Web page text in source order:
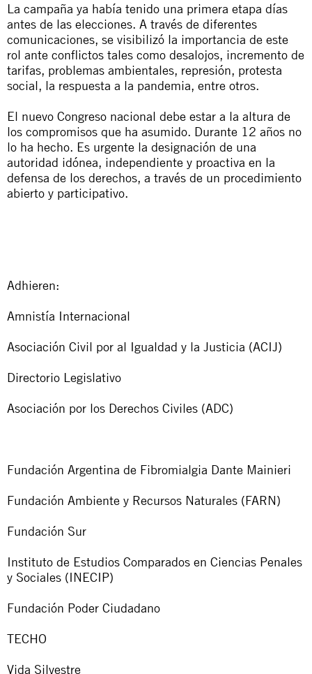
La campaña ya había tenido una primera etapa días
antes de las elecciones. A través de diferentes
comunicaciones, se visibilizó la importancia de este
rol ante conflictos tales como desalojos, incremento de
tarifas, problemas ambientales, represión, protesta
social, la respuesta a la pandemia, entre otros.
El nuevo Congreso nacional debe estar a la altura de
los compromisos que ha asumido. Durante 12 años no
lo ha hecho. Es urgente la designación de una
autoridad idónea, independiente y proactiva en la
defensa de los derechos, a través de un procedimiento
abierto y participativo.
Adhieren:
Amnistía Internacional
Asociación Civil por al Igualdad y la Justicia (ACIJ)
Directorio Legislativo
Asociación por los Derechos Civiles (ADC)
Fundación Argentina de Fibromialgia Dante Mainieri
Fundación Ambiente y Recursos Naturales (FARN)
Fundación Sur
Instituto de Estudios Comparados en Ciencias Penales
y Sociales (INECIP)
Fundación Poder Ciudadano
TECHO
Vida Silvestre